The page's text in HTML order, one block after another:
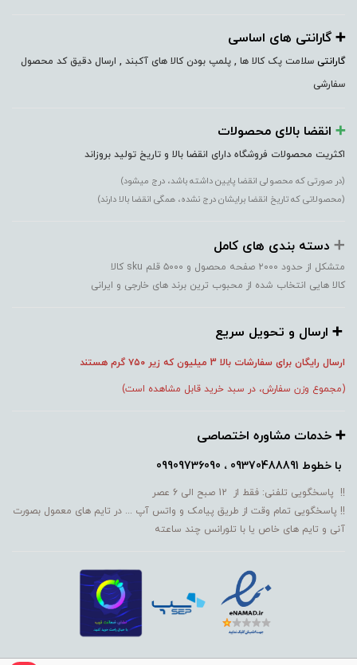
➕️ گارانتی های اساسی
گارانتی سلامت پک کالا ها , پلمپ بودن کالا های آکبند , ارسال دقیق کد محصول
سفارشی
➕️ انقضا بالای محصولات
اکثریت محصولات فروشگاه دارای انقضا بالا و تاریخ تولید بروزاند
(در صورتی که محصولی انقضا پایین داشته باشد، درج میشود)
(محصولاتی که تاریخ انقضا برایشان درج نشده، همگی انقضا بالا دارند)
➕️ دسته بندی های کامل
متشکل از حدود ۲۰۰۰ صفحه محصول و ۵۰۰۰ قلم sku کالا
کالا هایی انتخاب شده از محبوب ترین برند های خارجی و ایرانی
➕️ ارسال و تحویل سریع
ارسال رایگان برای سفارشات بالا 3 میلیون که زیر ۷۵۰ گرم هستند
(مجموع وزن سفارش، در سبد خرید قابل مشاهده است)
➕️ خدمات مشاوره اختصاصی
با خطوط 09370488891 ، 09909736090
!! پاسخگویی تلفنی: فقط از 12 صبح الی 6 عصر
!! پاسخگویی تمام وقت از طریق پیامک و واتس آپ ... در تایم های معمول بصورت
آنی و تایم های خاص یا با تلورانس چند ساعته